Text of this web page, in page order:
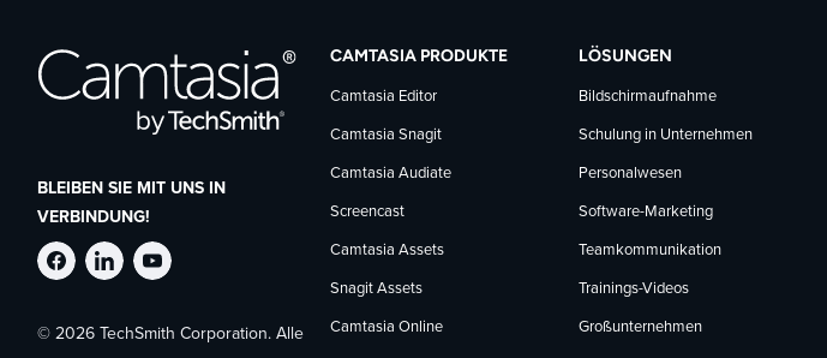
BLEIBEN SIE MIT UNS IN
VERBINDUNG!
TechSmith
auf
TechSmith
auf
TechSmith
auf
© 2026 TechSmith Corporation. Alle
CAMTASIA PRODUKTE
Camtasia Editor
Camtasia Snagit
Camtasia Audiate
Screencast
Camtasia Assets
Snagit Assets
Camtasia Online
LÖSUNGEN
Bildschirmaufnahme
Schulung in Unternehmen
Personalwesen
Software-Marketing
Teamkommunikation
Trainings-Videos
Großunternehmen